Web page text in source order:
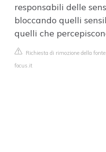
responsabili delle
bloccando quelli
quelli che
Richiesta di rimozione della fonte
focus.it